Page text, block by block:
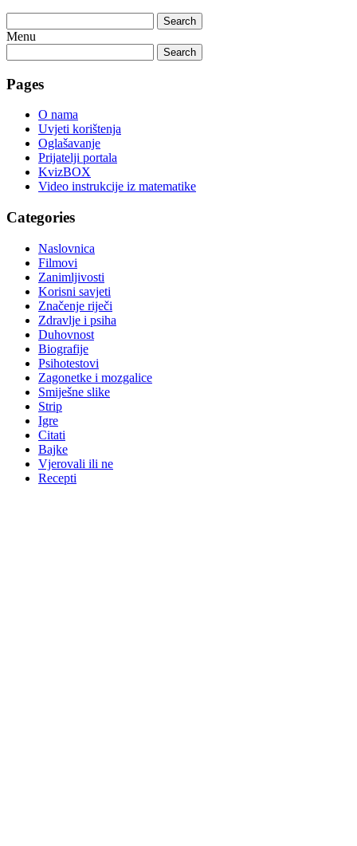
Search
Menu
Search
Pages
O nama
Uvjeti korištenja
Oglašavanje
Prijatelji portala
KvizBOX
Video instrukcije iz matematike
Categories
Naslovnica
Filmovi
Zanimljivosti
Korisni savjeti
Značenje riječi
Zdravlje i psiha
Duhovnost
Biografije
Psihotestovi
Zagonetke i mozgalice
Smiješne slike
Strip
Igre
Citati
Bajke
Vjerovali ili ne
Recepti